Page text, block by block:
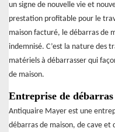
un signe de nouvelle vie et
prestation profitable pour le
maison facturé, le débarras de
indemnisé. C’est la nature des
matériels à débarrasser qui
de maison.
Entreprise de
Antiquaire Mayer est une
débarras de maison, de cave et